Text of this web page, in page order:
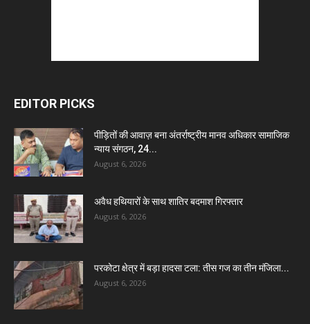
EDITOR PICKS
पीड़ितों की आवाज़ बना अंतर्राष्ट्रीय मानव अधिकार सामाजिक
न्याय संगठन, 24...
August 6, 2026
अवैध हथियारों के साथ शातिर बदमाश गिरफ्तार
August 6, 2026
परकोटा क्षेत्र में बड़ा हादसा टला: तीस गज का तीन मंजिला...
August 6, 2026